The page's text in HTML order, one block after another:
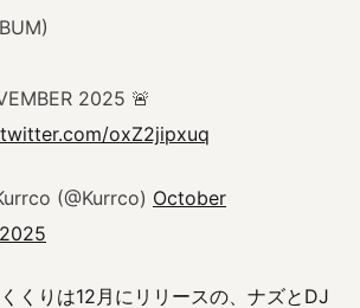
2025 🚨
oxZ2jipxuq
(@Kurrco) October
くりは12月にリリースの、ナズとDJ